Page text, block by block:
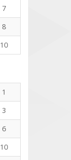
7
8
10
1
3
6
10